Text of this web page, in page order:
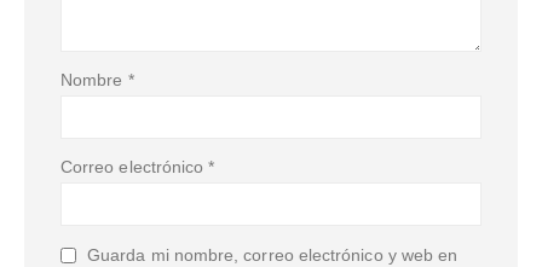
Nombre *
Correo electrónico*
Guarda mi nombre, correo electrónico y web en